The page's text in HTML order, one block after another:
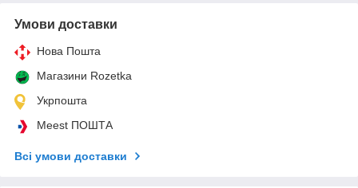
Умови доставки
Нова Пошта
Магазини Rozetka
Укрпошта
Meest ПОШТА
Всі умови доставки